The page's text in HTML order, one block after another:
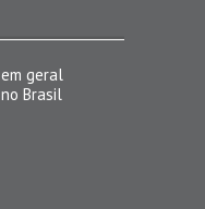
geral
Brasil